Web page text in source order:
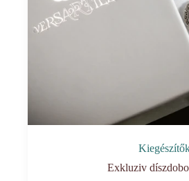
Exkluziv